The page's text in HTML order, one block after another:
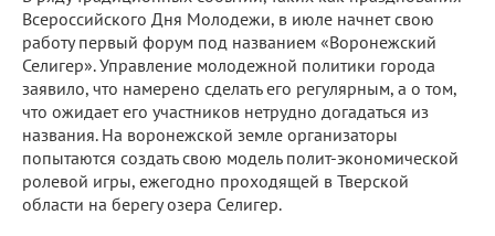
Всероссийского Дня Молодежи, в июле начнет свою
работу первый форум под названием «Воронежский
Селигер». Управление молодежной политики города
заявило, что намерено сделать его регулярным, а о том,
что ожидает его участников нетрудно догадаться из
названия. На воронежской земле организаторы
попытаются создать свою модель полит-экономической
ролевой игры, ежегодно проходящей в Тверской
области на берегу озера Селигер.